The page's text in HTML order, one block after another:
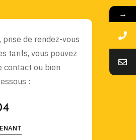
de rendez-vous
tarifs, vous pouvez
ou bien
:
→